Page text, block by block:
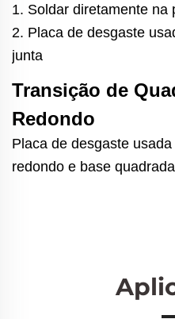
1. Soldar diretamente na
2. Placa de desgaste
junta
Transição de
Redondo
Placa de desgaste
redondo e base